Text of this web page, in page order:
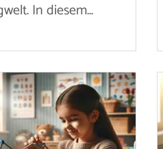
In diesem...